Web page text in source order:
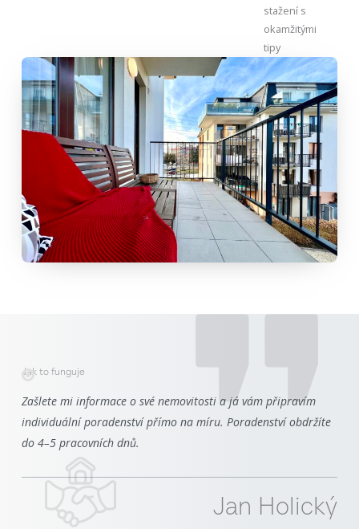
stažení s
okamžitými
tipy
Jak to funguje
Zašlete mi informace o své nemovitosti a já vám připravím
individuální poradenství přímo na míru. Poradenství obdržíte
do 4–5 pracovních dnů.
Jan Holický